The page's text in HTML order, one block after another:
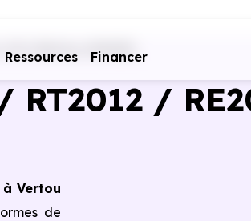
Ressources Financer
Vertou (44120)
/
Vertou
de